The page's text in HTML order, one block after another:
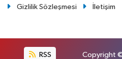
Gizlilik Sözleşmesi İletişim
RSS Copyright ©